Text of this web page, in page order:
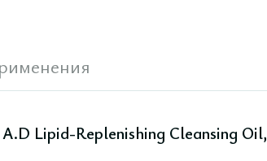
Lipid-Replenishing Cleansing